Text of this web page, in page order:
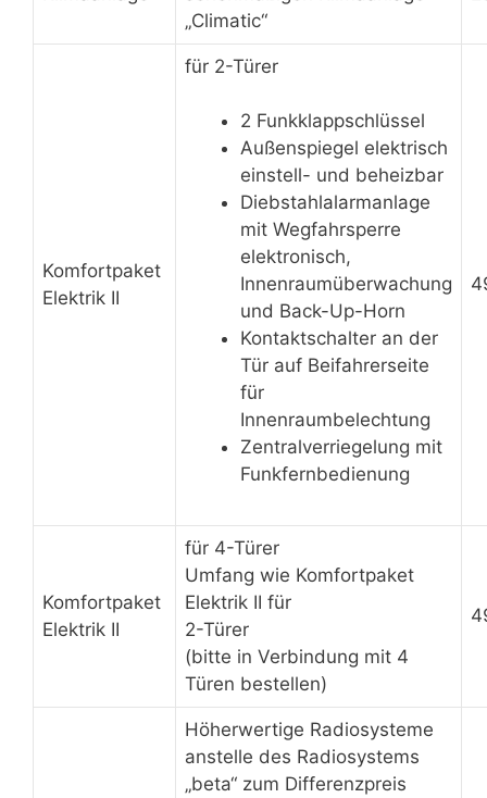
„Climatic“
Komfortpaket
Elektrik II
für 2-Türer
2 Funkklappschlüssel
Außenspiegel elektrisch
einstell- und beheizbar
Diebstahlalarmanlage
mit Wegfahrsperre
elektronisch,
Innenraumüberwachung
und Back-Up-Horn
Kontaktschalter an der
Tür auf Beifahrerseite
für
Innenraumbelechtung
Zentralverriegelung mit
Funkfernbedienung
Komfortpaket
Elektrik II
für 4-Türer
Umfang wie Komfortpaket
Elektrik II für
2-Türer
(bitte in Verbindung mit 4
Türen bestellen)
Höherwertige Radiosysteme
anstelle des Radiosystems
„beta“ zum Differenzpreis